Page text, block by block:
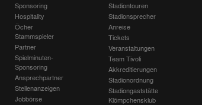
Sponsoring
Hospitality
Öcher
Stammspieler
Partner
Spielminuten-
Sponsoring
Ansprechpartner
Stellenanzeigen
Jobbörse
Stadiontouren
Stadionsprecher
Anreise
Tickets
Veranstaltungen
Team Tivoli
Akkreditierungen
Stadionordnung
Stadiongaststätte
Klömpchensklub